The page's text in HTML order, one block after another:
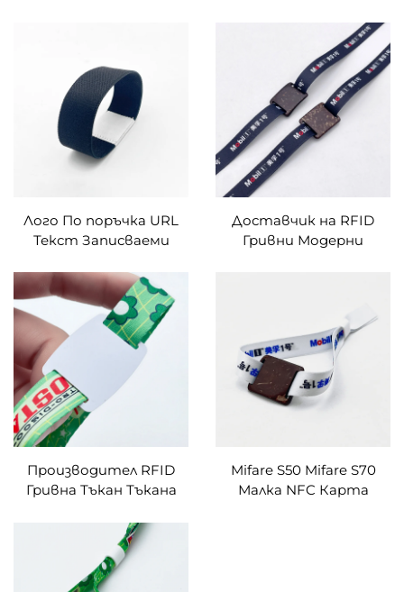
Гривна MIFARE Classic
EV1 Гумена RFID Гривна
Лого По поръчка URL
Текст Записваеми
Ultralight RFID Гривни за
църква Библия
Доставчик на RFID
Гривни Модерни
Производител RFID
Гривна Тъкан Тъкана
PVC Умни чип карти
Mifare S50 Mifare S70
Малка NFC Карта